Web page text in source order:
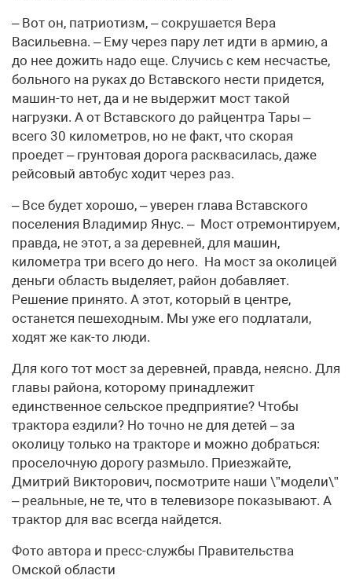
– Вот он, патриотизм, – сокрушается Вера
Васильевна. – Ему через пару лет идти в армию, а
до нее дожить надо еще. Случись с кем несчастье,
больного на руках до Вставского нести придется,
машин-то нет, да и не выдержит мост такой
нагрузки. А от Вставского до райцентра Тары –
всего 30 километров, но не факт, что скорая
проедет – грунтовая дорога расквасилась, даже
рейсовый автобус ходит через раз.
– Все будет хорошо, – уверен глава Вставского
поселения Владимир Янус. – Мост отремонтируем,
правда, не этот, а за деревней, для машин,
километра три всего до него. На мост за околицей
деньги область выделяет, район добавляет.
Решение принято. А этот, который в центре,
останется пешеходным. Мы уже его подлатали,
ходят же как-то люди.
Для кого тот мост за деревней, правда, неясно. Для
главы района, которому принадлежит
единственное сельское предприятие? Чтобы
трактора ездили? Но точно не для детей – за
околицу только на тракторе и можно добраться:
проселочную дорогу размыло. Приезжайте,
Дмитрий Викторович, посмотрите наши \”модели\”
– реальные, не те, что в телевизоре показывают. А
трактор для вас всегда найдется.
Фото автора и пресс-службы Правительства
Омской области